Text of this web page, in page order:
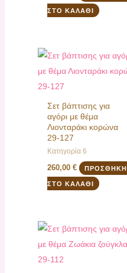
ΣΤΟ ΚΑΛΆΘΙ
Σετ βάπτισης για
αγόρι με θέμα
Λιονταράκι κορώνα
29-127
Κατηγορία 6
260,00€ ΠΡΟΣΘΉΚΗ
ΣΤΟ ΚΑΛΆΘΙ